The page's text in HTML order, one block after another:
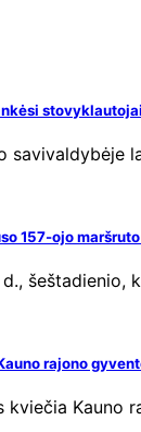
savivaldybėje
157-ojo
šeštadienio,
rajono
kviečia Kauno